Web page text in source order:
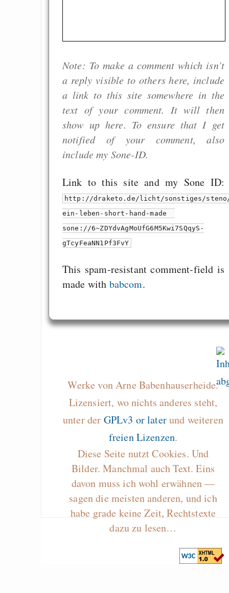
Note: To make a comment which isn’t
a reply visible to others here, include
a link to this site somewhere in the
text of your comment. It will then
show up here. To ensure that I get
notified of your comment, also
include my Sone-ID.
Link to this site and my Sone ID:
http://draketo.de/licht/sonstiges/
ein-leben-short-hand-made
sone://6~ZDYdvAgMoUfG6M5Kwi7SQqyS-
gTcyFeaNN1Pf3FvY
This spam-resistant comment-field is
made with babcom.
Werke von Arne Babenhauserheide.
Lizensiert, wo nichts anderes steht,
unter der GPLv3 or laterund weiteren
freien Lizenzen.
Diese Seite nutzt Cookies. Und
Bilder. Manchmal auch Text. Eins
davon muss ich wohl erwähnen —
sagen die meisten anderen, und ich
habe grade keine Zeit, Rechtstexte
dazu zu lesen…